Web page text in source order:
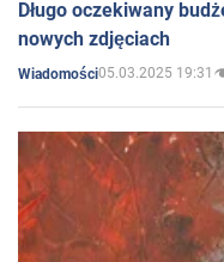
Długo oczekiwany
nowych zdjęciach
Wiadomości05.03.2025 19:31